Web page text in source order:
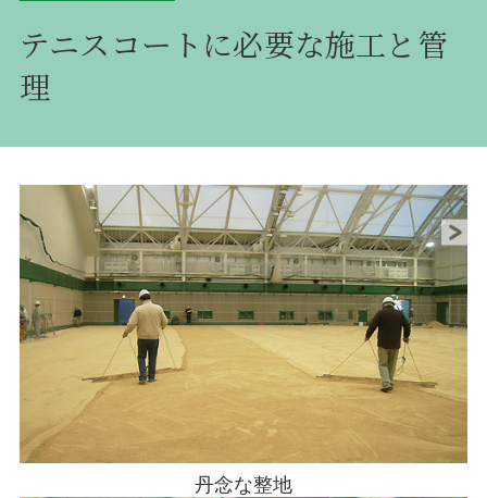
テニスコートに必要な施工と管
理
丹念な整地